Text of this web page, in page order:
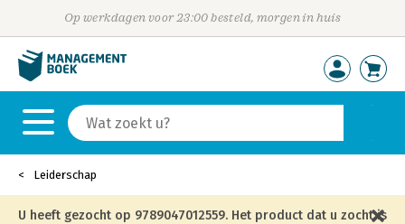
Op werkdagen voor 23:00 besteld, morgen in huis
Leiderschap
U heeft gezocht op 9789047012559. Het product dat u zocht is